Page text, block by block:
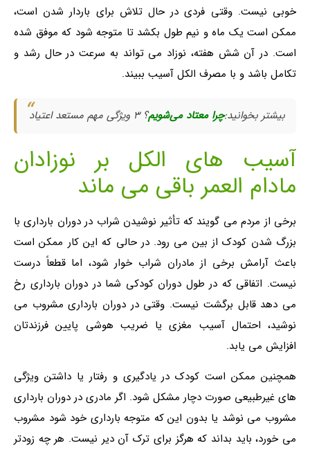
خوبی نیست. وقتی فردی در حال تلاش برای باردار شدن است،
ممکن است یک ماه و نیم طول بکشد تا متوجه شود که موفق شده
است. در آن شش هفته، نوزاد می تواند به سرعت در حال رشد و
تکامل باشد و با مصرف الکل آسیب ببیند.
بیشتر بخوانید:چرا معتاد می‌شویم؟ ۳ ویژگی مهم مستعد اعتیاد
آسیب های الکل بر نوزادان
مادام العمر باقی می ماند
برخی از مردم می گویند که تأثیر نوشیدن شراب در دوران بارداری با
بزرگ شدن کودک از بین می رود. در حالی که این کار ممکن است
باعث آرامش برخی از مادران شراب خوار شود، اما قطعاً درست
نیست. اتفاقی که در طول دوران کودکی شما در دوران بارداری رخ
می دهد قابل برگشت نیست. وقتی در دوران بارداری مشروب می
نوشید، احتمال آسیب مغزی یا ضریب هوشی پایین فرزندتان
افزایش می یابد.
همچنین ممکن است کودک در یادگیری و رفتار یا داشتن ویژگی
های غیرطبیعی صورت دچار مشکل شود. اگر مادری در دوران بارداری
مشروب می نوشد یا بدون این که متوجه بارداری خود شود مشروب
می خورد، باید بداند که هرگز برای ترک آن دیر نیست. هر چه زودتر